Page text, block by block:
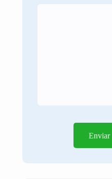
Enviar